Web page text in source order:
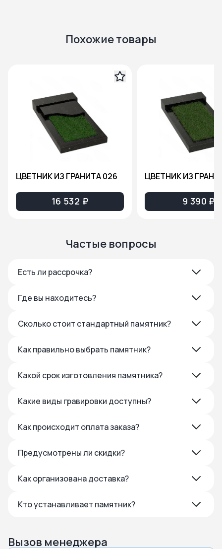
Похожие товары
ЦВЕТНИК ИЗ ГРАНИТА 026
16 532 ₽
ЦВЕТНИК ИЗ
9 390 ₽
Частые вопросы
Есть ли рассрочка?
Где вы находитесь?
Сколько стоит стандартный памятник?
Как правильно выбрать памятник?
Какой срок изготовления памятника?
Какие виды гравировки доступны?
Как происходит оплата заказа?
Предусмотрены ли скидки?
Как организована доставка?
Кто устанавливает памятник?
Вызов менеджера